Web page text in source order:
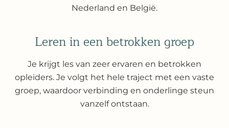
Nederland en België.
Leren in een betrokken groep
Je krijgt les van zeer ervaren en betrokken
opleiders. Je volgt het hele traject met een vaste
groep, waardoor verbinding en onderlinge steun
vanzelf ontstaan.